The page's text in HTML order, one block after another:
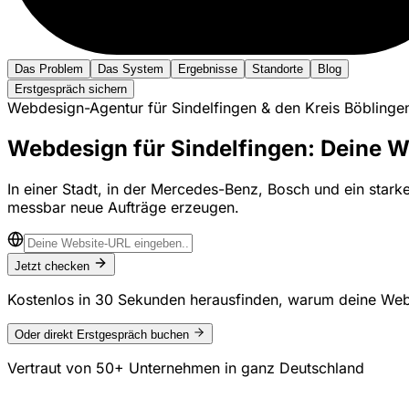
Das Problem Das System Ergebnisse Standorte
Blog
Erstgespräch sichern
Webdesign-Agentur für Sindelfingen & den Kreis
Webdesign für Sindelfingen: Deine
In einer Stadt, in der Mercedes-Benz, Bosch und ein
messbar neue Aufträge erzeugen.
Jetzt checken
Kostenlos in 30 Sekunden herausfinden, warum deine
Oder direkt Erstgespräch buchen
Vertraut von 50+ Unternehmen in ganz Deutschland